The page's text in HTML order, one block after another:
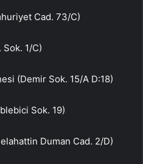
Cad. 73/C)
Sok. 1/C)
(Demir Sok. 15/A D:18)
Sok. 19)
Duman Cad. 2/D)